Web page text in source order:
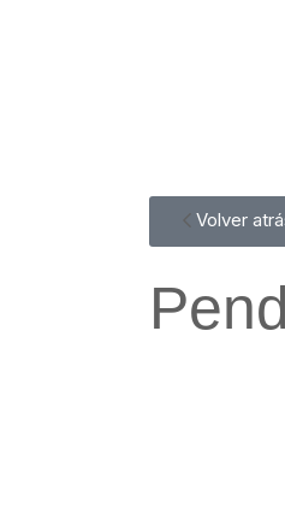
Volver